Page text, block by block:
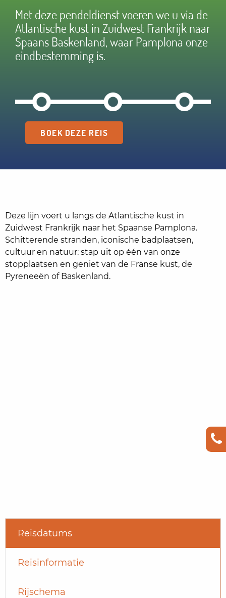
Met deze pendeldienst voeren we u via de
Atlantische kust in Zuidwest Frankrijk naar
Spaans Baskenland, waar Pamplona onze
eindbestemming is.
BOEK DEZE REIS
Deze lijn voert u langs de Atlantische kust in
Zuidwest Frankrijk naar het Spaanse Pamplona.
Schitterende stranden, iconische badplaatsen,
cultuur en natuur: stap uit op één van onze
stopplaatsen en geniet van de Franse kust, de
Pyreneeën of Baskenland.
Reisdatums
Reisinformatie
Rijschema